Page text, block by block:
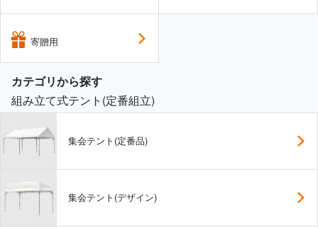
寄贈用
カテゴリから探す
組み立て式テント(定番組立)
集会テント(定番品)
集会テント(デザイン)